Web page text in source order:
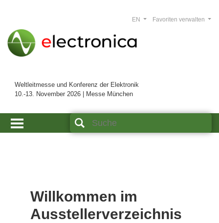
Weltleitmesse und Konferenz der Elektronik
10.-13. November 2026 | Messe München
Favoriten verwalten
EN
Willkommen im
Ausstellerverzeichnis